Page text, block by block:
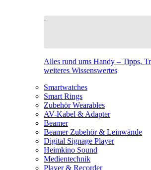
Alles rund ums Handy – Tipps,
weiteres Wissenswertes
Smartwatches
Smart Rings
Zubehör Wearables
AV-Kabel & Adapter
Beamer
Beamer Zubehör & Leinwände
Digital Signage Player
Heimkino Sound
Medientechnik
Player & Recorder